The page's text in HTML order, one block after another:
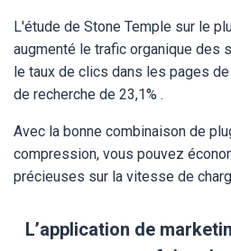
L'étude de Stone Temple sur le
augmenté le trafic organique des
le taux de clics dans les pages
de recherche de 23,1% .
Avec la bonne combinaison de
compression, vous pouvez
précieuses sur la vitesse de
L’application de